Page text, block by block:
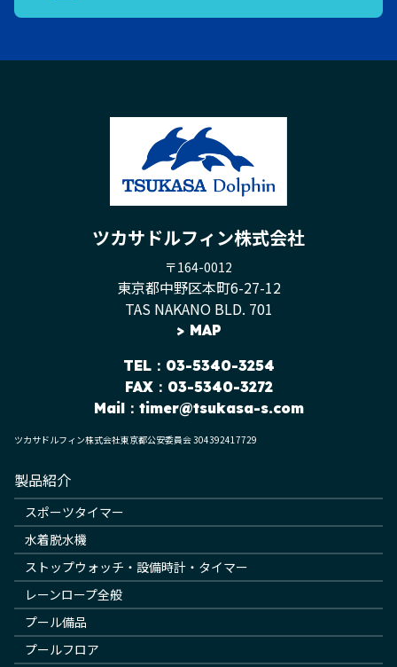
ツカサドルフィン株式会社
〒164-0012
東京都中野区本町6-27-12
TAS NAKANO BLD. 701
> MAP
TEL：03-5340-3254
FAX：03-5340-3272
Mail： timer@tsukasa-s.com
ツカサドルフィン株式会社東京都公安委員会 304392417729
製品紹介
スポーツタイマー
水着脱水機
ストップウォッチ・設備時計・タイマー
レーンロープ全般
プール備品
プールフロア